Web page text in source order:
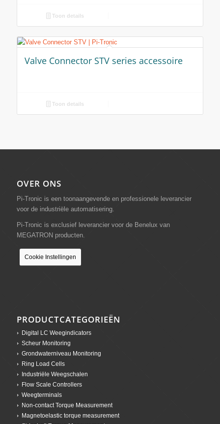
Toon details
Valve Connector STV series accessoire
Toon details
OVER ONS
Pi-Tronic is een toonaangevende en professionele leverancier
voor de industriële automatisering.
Pi-Tronic is exclusief leverancier voor de Benelux van
MEGATRON producten.
Cookie Instellingen
PRODUCTCATEGORIEËN
Digital LC Weegindicators
Scheur Monitoring
Grondwaterniveau Monitoring
Ring Load Cells
Industriële Weegschalen
Flow Scale Controllers
Weegterminals
Non-contact Torque Measurement
Magnetoelastic torque measurement